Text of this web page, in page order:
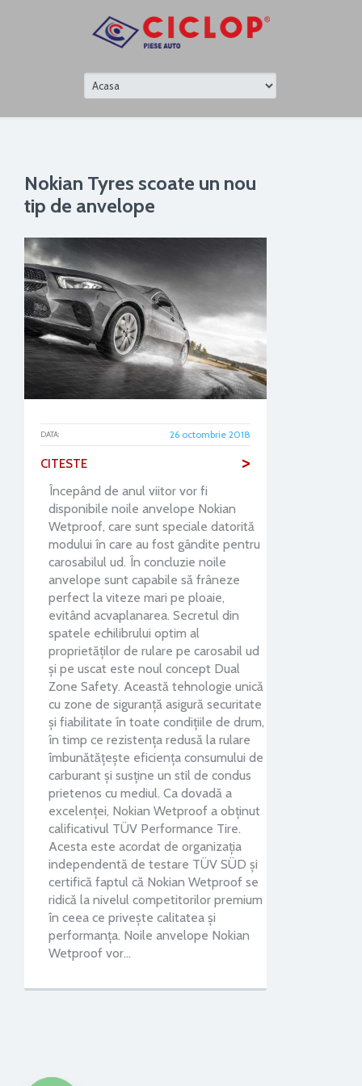
Nokian Tyres scoate un nou
tip de anvelope
DATA: 26 octombrie 2018
CITESTE >
Începând de anul viitor vor fi
disponibile noile anvelope Nokian
Wetproof, care sunt speciale datorită
modului în care au fost gândite pentru
carosabilul ud. În concluzie noile
anvelope sunt capabile să frâneze
perfect la viteze mari pe ploaie,
evitând acvaplanarea. Secretul din
spatele echilibrului optim al
proprietăților de rulare pe carosabil ud
şi pe uscat este noul concept Dual
Zone Safety. Această tehnologie unică
cu zone de siguranţă asigură securitate
şi fiabilitate în toate condiţiile de drum,
în timp ce rezistenţa redusă la rulare
îmbunătăţeşte eficienţa consumului de
carburant şi susţine un stil de condus
prietenos cu mediul. Ca dovadă a
excelenţei, Nokian Wetproof a obţinut
calificativul TÜV Performance Tire.
Acesta este acordat de organizaţia
independentă de testare TÜV SÜD și
certifică faptul că Nokian Wetproof se
ridică la nivelul competitorilor premium
în ceea ce privește calitatea și
performanța. Noile anvelope Nokian
Wetproof vor…